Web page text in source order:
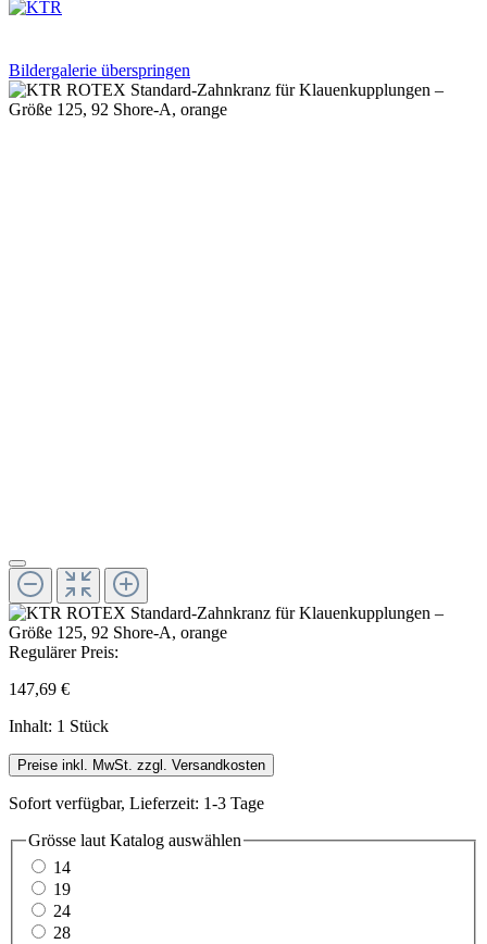
Bildergalerie überspringen
Regulärer Preis:
147,69 €
Inhalt: 1 Stück
Preise inkl. MwSt. zzgl. Versandkosten
Sofort verfügbar, Lieferzeit: 1-3 Tage
Grösse laut Katalog auswählen
14
19
24
28